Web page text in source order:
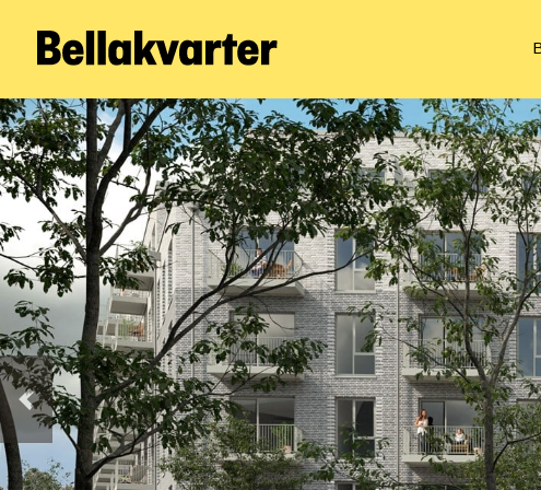
Forrige